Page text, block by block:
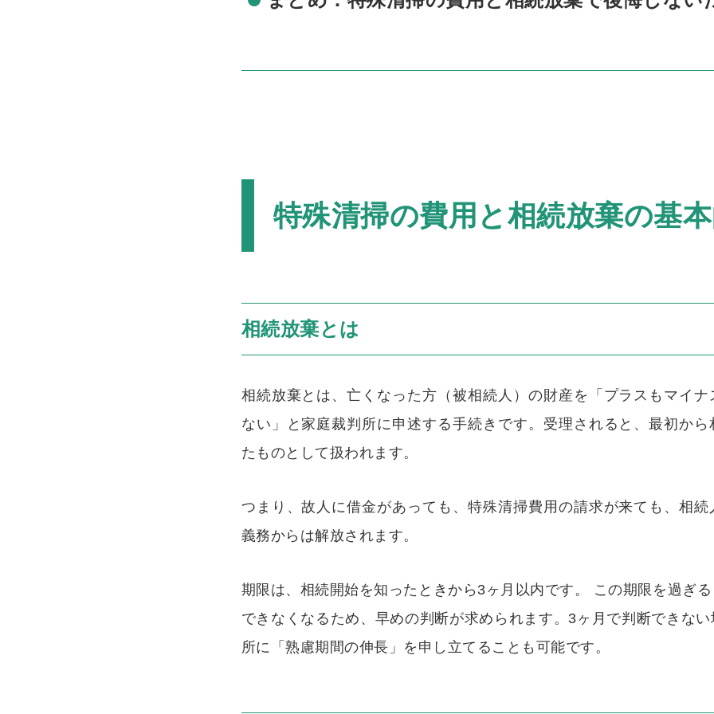
特殊清掃の費用と相続放棄の基
相続放棄とは
相続放棄とは、亡くなった方（被相続人）の財産を「プラスもマイ
ない」と家庭裁判所に申述する手続きです。受理されると、最初か
たものとして扱われます。
つまり、故人に借金があっても、特殊清掃費用の請求が来ても、相
義務からは解放されます。
期限は、相続開始を知ったときから3ヶ月以内です。 この期限を過ぎ
できなくなるため、早めの判断が求められます。3ヶ月で判断できな
所に「熟慮期間の伸長」を申し立てることも可能です。